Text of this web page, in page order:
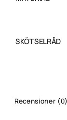
SKÖTSELRÅD
Recensioner (0)